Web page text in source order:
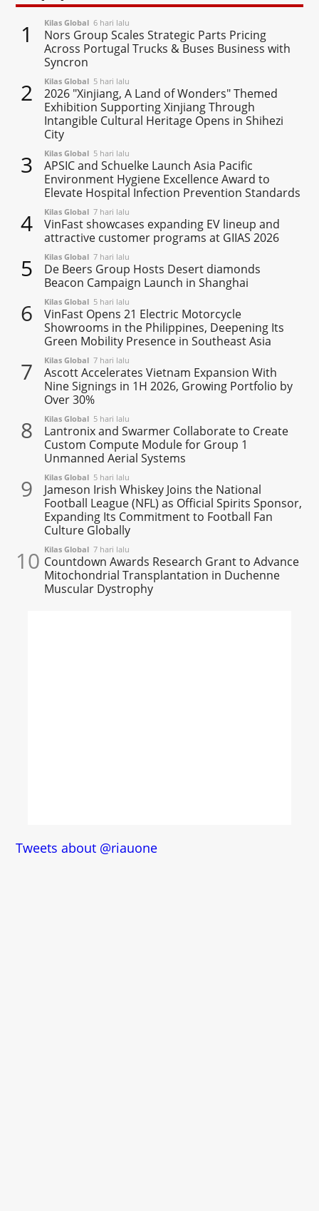
1 Kilas Global 6 hari lalu
Nors Group Scales Strategic Parts Pricing
Across Portugal Trucks & Buses Business with
Syncron
2 Kilas Global 5 hari lalu
2026 "Xinjiang, A Land of Wonders" Themed
Exhibition Supporting Xinjiang Through
Intangible Cultural Heritage Opens in Shihezi
City
3 Kilas Global 5 hari lalu
APSIC and Schuelke Launch Asia Pacific
Environment Hygiene Excellence Award to
Elevate Hospital Infection Prevention Standards
4 Kilas Global 7 hari lalu
VinFast showcases expanding EV lineup and
attractive customer programs at GIIAS 2026
5 Kilas Global 7 hari lalu
De Beers Group Hosts Desert diamonds
Beacon Campaign Launch in Shanghai
6 Kilas Global 5 hari lalu
VinFast Opens 21 Electric Motorcycle
Showrooms in the Philippines, Deepening Its
Green Mobility Presence in Southeast Asia
7 Kilas Global 7 hari lalu
Ascott Accelerates Vietnam Expansion With
Nine Signings in 1H 2026, Growing Portfolio by
Over 30%
8 Kilas Global 5 hari lalu
Lantronix and Swarmer Collaborate to Create
Custom Compute Module for Group 1
Unmanned Aerial Systems
9 Kilas Global 5 hari lalu
Jameson Irish Whiskey Joins the National
Football League (NFL) as Official Spirits Sponsor,
Expanding Its Commitment to Football Fan
Culture Globally
10 Kilas Global 7 hari lalu
Countdown Awards Research Grant to Advance
Mitochondrial Transplantation in Duchenne
Muscular Dystrophy
Tweets about @riauone